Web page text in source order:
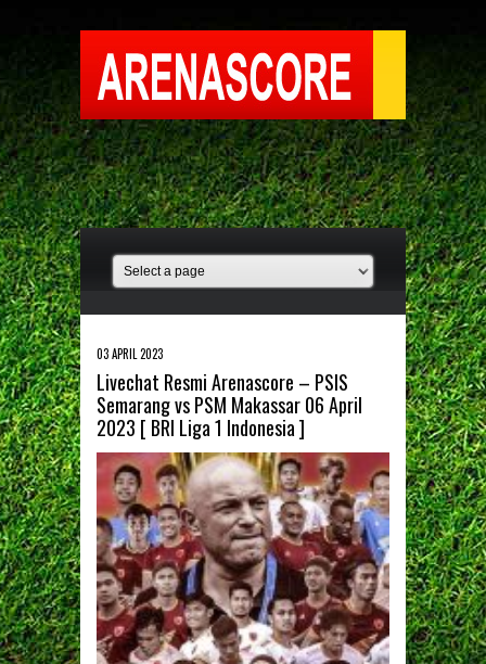
03 APRIL 2023
Livechat Resmi Arenascore – PSIS
Semarang vs PSM Makassar 06 April
2023 [ BRI Liga 1 Indonesia ]